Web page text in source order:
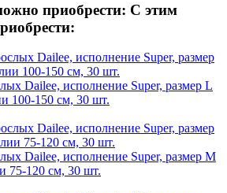
приобрести: С этим
Dailee, исполнение Super, размер L
100-150 см, 30 шт.
Dailee, исполнение Super, размер M
75-120 см, 30 шт.